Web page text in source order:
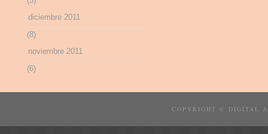
diciembre 2011
(8)
noviembre 2011
(6)
COPYRIGHT © DIGITAL